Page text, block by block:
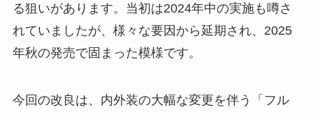
る狙いがあります。当初は2024年中の実施も噂さ
れていましたが、様々な要因から延期され、2025
年秋の発売で固まった模様です。
今回の改良は、内外装の大幅な変更を伴う「フル